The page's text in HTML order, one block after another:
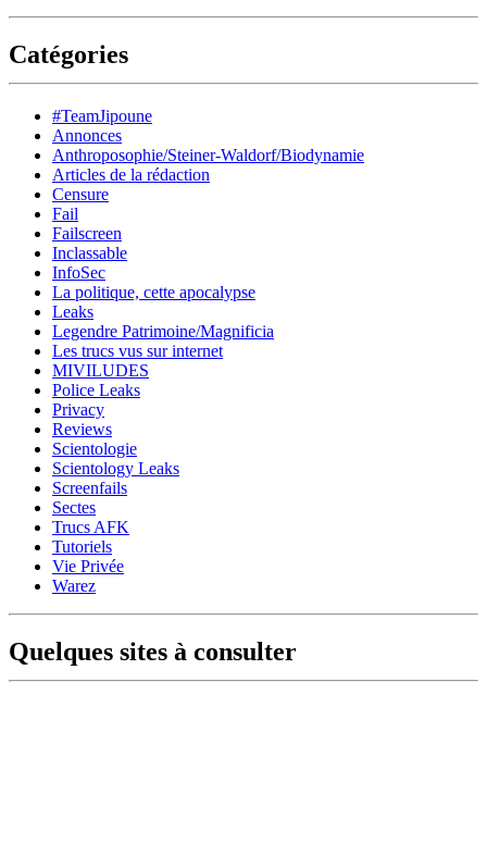
Catégories
#TeamJipoune
Annonces
Anthroposophie/Steiner-Waldorf/Biodynamie
Articles de la rédaction
Censure
Fail
Failscreen
Inclassable
InfoSec
La politique, cette apocalypse
Leaks
Legendre Patrimoine/Magnificia
Les trucs vus sur internet
MIVILUDES
Police Leaks
Privacy
Reviews
Scientologie
Scientology Leaks
Screenfails
Sectes
Trucs AFK
Tutoriels
Vie Privée
Warez
Quelques sites à consulter